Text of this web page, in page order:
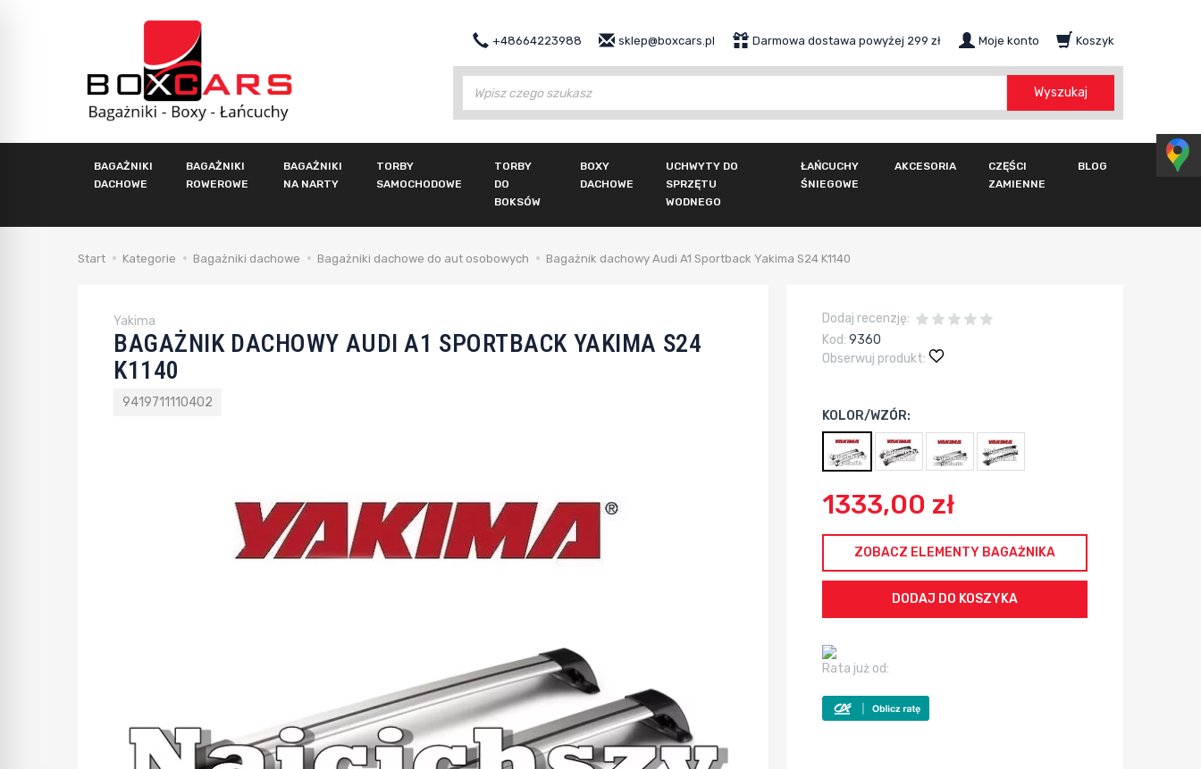
+48664223988 Darmowa dostawa powyżej 299 zł
sklep@boxcars.pl Moje konto Koszyk
Wyszukaj
BAGAŻNIKI
DACHOWE
BAGAŻNIKI
ROWEROWE
BAGAŻNIKI
NA NARTY
TORBY
SAMOCHODOWE
TORBY
DO
BOKSÓW
BOXY
DACHOWE
UCHWYTY DO
SPRZĘTU
WODNEGO
ŁAŃCUCHY
ŚNIEGOWE
AKCESORIA
CZĘŚCI
ZAMIENNE
BLOG
Start Kategorie Bagażniki dachowe Bagażniki dachowe do aut osobowych Bagażnik dachowy Audi A1 Sportback Yakima S24 K1140
Yakima
BAGAŻNIK DACHOWY AUDI A1 SPORTBACK YAKIMA S24
K1140
9419711110402
Dodaj recenzję:
Kod: 9360
Obserwuj produkt:
KOLOR/WZÓR:
1333,00 zł
ZOBACZ ELEMENTY BAGAŻNIKA
Rata już od: